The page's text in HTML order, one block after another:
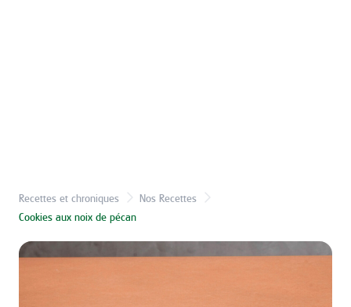
Recettes et chroniques
Nos Recettes
Cookies aux noix de pécan